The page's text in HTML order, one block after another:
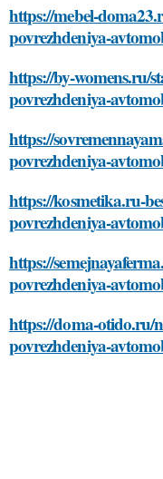
https://mebel-
povrezhdeniya-
https://by-womens.ru/
povrezhdeniya-
https://
povrezhdeniya-
https://kosmetika.ru-
povrezhdeniya-
https://
povrezhdeniya-
https://doma-otido.ru/
povrezhdeniya-